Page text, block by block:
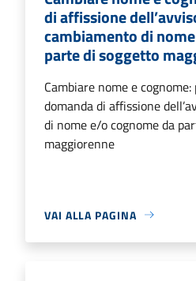
di affissione
cambiamento di
parte di soggetto
Cambiare nome e
domanda di affissione
di nome e/o cognome da
maggiorenne
VAI ALLA PAGINA